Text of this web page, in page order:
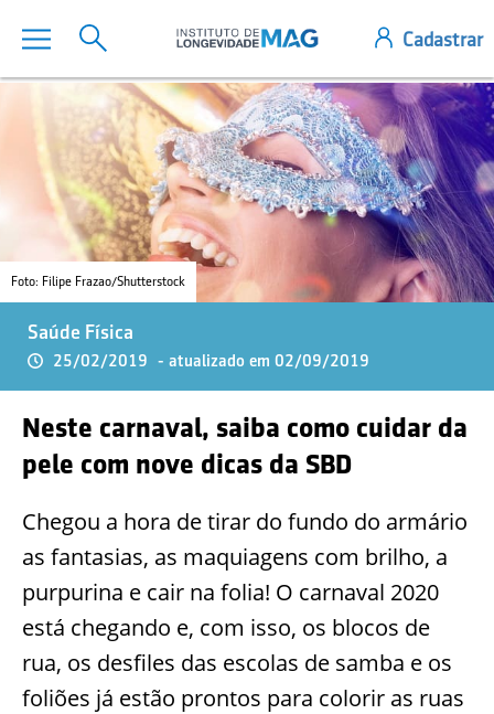
Foto: Filipe Frazao/Shutterstock
Saúde Física
25/02/2019 - atualizado em 02/09/2019
Neste carnaval, saiba como cuidar da
pele com nove dicas da SBD
Chegou a hora de tirar do fundo do armário
as fantasias, as maquiagens com brilho, a
purpurina e cair na folia! O carnaval 2020
está chegando e, com isso, os blocos de
rua, os desfiles das escolas de samba e os
foliões já estão prontos para colorir as ruas